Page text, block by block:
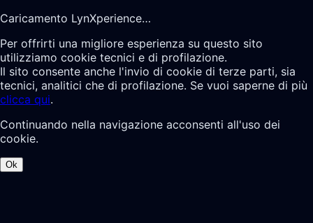
Caricamento LynXperience…
Per offrirti una migliore esperienza su questo sito
utilizziamo cookie tecnici e di profilazione.
Il sito consente anche l'invio di cookie di terze parti, sia
tecnici, analitici che di profilazione. Se vuoi saperne di più
clicca qui.
Continuando nella navigazione acconsenti all'uso dei
cookie.
Ok